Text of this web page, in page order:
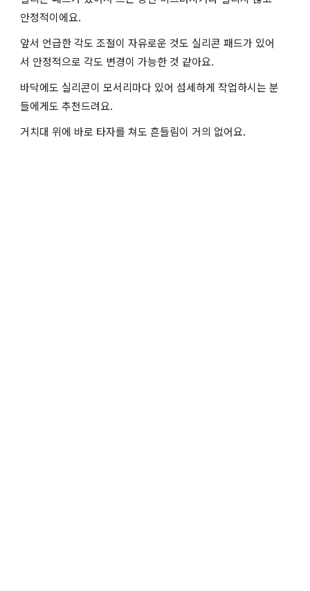
안정적이에요.
앞서 언급한 각도 조절이 자유로운 것도 실리콘 패드가 있어
서 안정적으로 각도 변경이 가능한 것 같아요.
바닥에도 실리콘이 모서리마다 있어 섬세하게 작업하시는 분
들에게도 추천드려요.
거치대 위에 바로 타자를 쳐도 흔들림이 거의 없어요.